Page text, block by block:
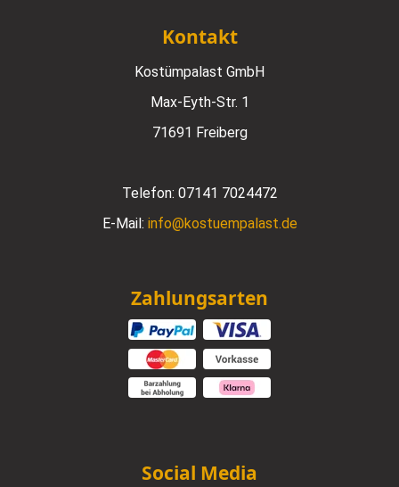
Kontakt
Kostümpalast GmbH
Max-Eyth-Str. 1
71691 Freiberg
Telefon: 07141 7024472
E-Mail: info@kostuempalast.de
Zahlungsarten
Social Media